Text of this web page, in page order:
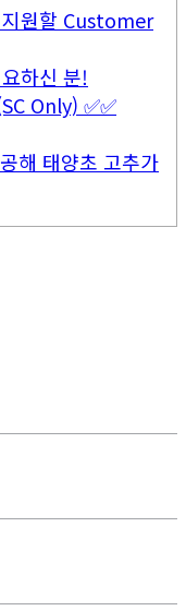
지원할 Customer
하신 분!
Only) ✅✅
해 태양초 고추가